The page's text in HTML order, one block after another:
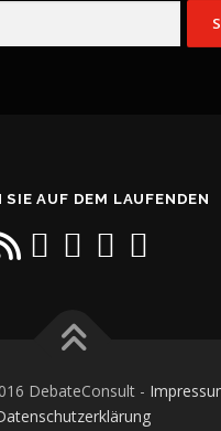
SIE AUF DEM LAUFENDEN
DebateConsult -